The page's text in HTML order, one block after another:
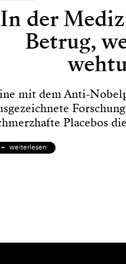
In der
Betrug,
mit dem Anti-
Placebos
weiterlesen